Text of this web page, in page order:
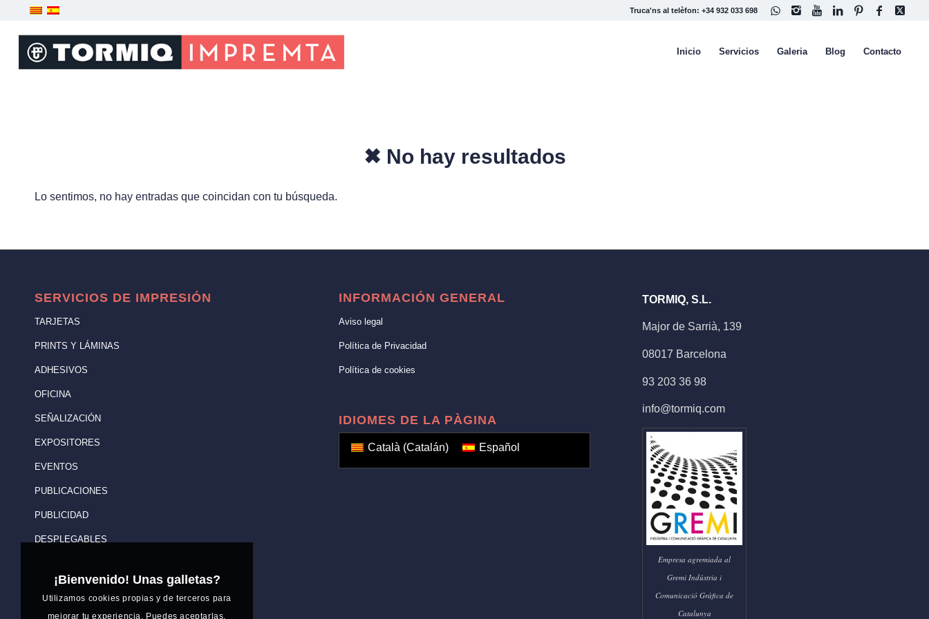
Truca'ns al telèfon: +34 932 033 698
Inicio Servicios Galeria Blog Contacto
✖ No hay resultados
Lo sentimos, no hay entradas que coincidan con tu búsqueda.
SERVICIOS DE IMPRESIÓN
TARJETAS
PRINTS Y LÁMINAS
ADHESIVOS
OFICINA
SEÑALIZACIÓN
EXPOSITORES
EVENTOS
PUBLICACIONES
PUBLICIDAD
DESPLEGABLES
INFORMACIÓN GENERAL
Aviso legal
Política de Privacidad
Política de cookies
IDIOMES DE LA PÀGINA
Català (Catalán) Español
TORMIQ, S.L.
Major de Sarrià, 139
08017 Barcelona
93 203 36 98
info@tormiq.com
Empresa agremiada al
Gremi Indústria i
Comunicació Gràfica de
Catalunya
¡Bienvenido! Unas galletas?
Utilizamos cookies propias y de terceros para
mejorar tu experiencia. Puedes aceptarlas,